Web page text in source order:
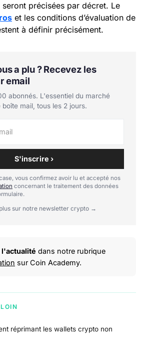
seront précisées par décret. Le
et les conditions d’évaluation de
à définir précisément.
a plu ? Recevez les
email
abonnés. L'essentiel du marché
mail, tous les 2 jours.
S'inscrire ›
vous confirmez avoir lu et accepté nos
concernant le traitement des données
sur notre newsletter crypto →
l'actualité dans notre rubrique
sur Coin Academy.
réprimant les wallets crypto non